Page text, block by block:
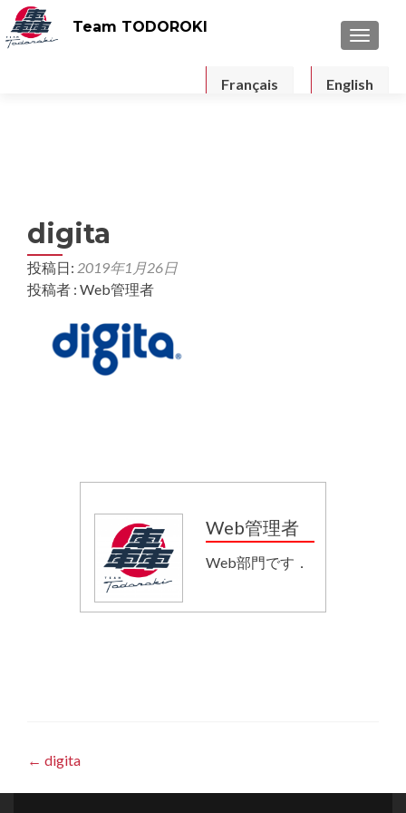
ナビゲ
Team TODOROKI
English
Français
digita
投稿日: 2019年1月26日
投稿者 : Web管理者
Web管理者
Web部門です．
投
稿
← digita